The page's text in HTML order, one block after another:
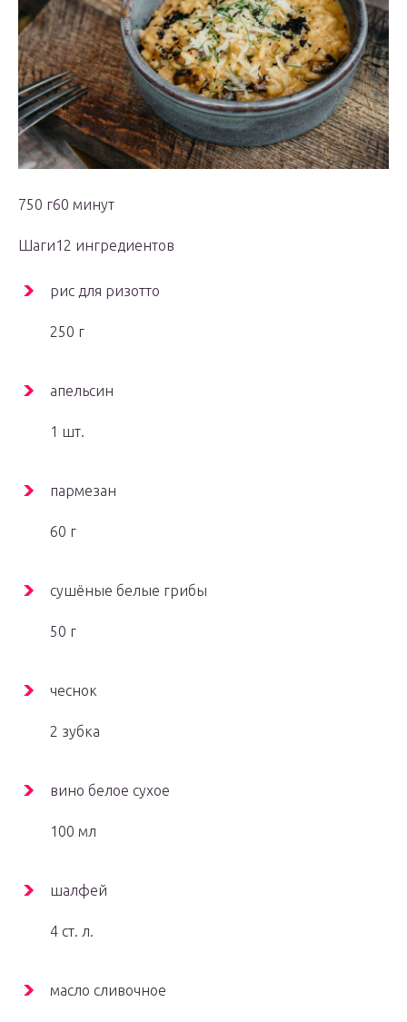
750 г60 минут
Шаги12 ингредиентов
рис для ризотто
250 г
апельсин
1 шт.
пармезан
60 г
сушёные белые грибы
50 г
чеснок
2 зубка
вино белое сухое
100 мл
шалфей
4 ст. л.
масло сливочное